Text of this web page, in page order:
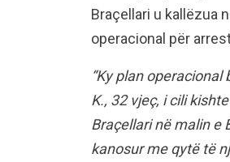
Braçellari u kallëzua
operacional për
“Ky plan
K., 32 vjeç, i cili
Braçellari në malin e
kanosur me qytë të